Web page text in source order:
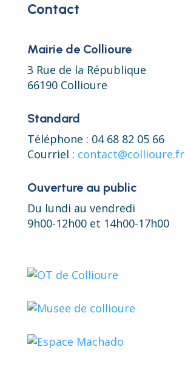
Contact
Mairie de Collioure
3 Rue de la République
66190 Collioure
Standard
Téléphone : 04 68 82 05 66
Courriel : contact@collioure.fr
Ouverture au public
Du lundi au vendredi
9h00-12h00 et 14h00-17h00